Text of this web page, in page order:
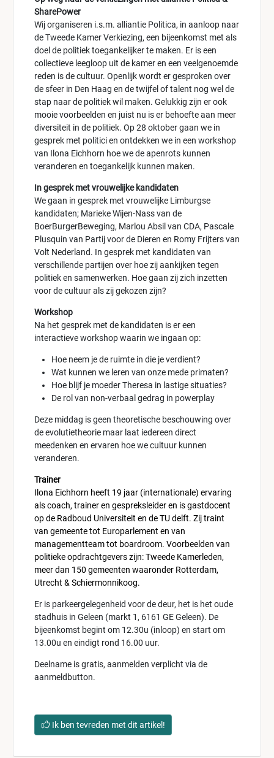
SharePower
Wij organiseren i.s.m. alliantie Politica, in aanloop naar
de Tweede Kamer Verkiezing, een bijeenkomst met als
doel de politiek toegankelijker te maken. Er is een
collectieve leegloop uit de kamer en een veelgenoemde
reden is de cultuur. Openlijk wordt er gesproken over
de sfeer in Den Haag en de twijfel of talent nog wel de
stap naar de politiek wil maken. Gelukkig zijn er ook
mooie voorbeelden en juist nu is er behoefte aan meer
diversiteit in de politiek. Op 28 oktober gaan we in
gesprek met politici en ontdekken we in een workshop
van Ilona Eichhorn hoe we de apenrots kunnen
veranderen en toegankelijk kunnen maken.
In gesprek met vrouwelijke kandidaten
We gaan in gesprek met vrouwelijke Limburgse
kandidaten; Marieke Wijen-Nass van de
BoerBurgerBeweging, Marlou Absil van CDA, Pascale
Plusquin van Partij voor de Dieren en Romy Frijters van
Volt Nederland. In gesprek met kandidaten van
verschillende partijen over hoe zij aankijken tegen
politiek en samenwerken. Hoe gaan zij zich inzetten
voor de cultuur als zij gekozen zijn?
Workshop
Na het gesprek met de kandidaten is er een
interactieve workshop waarin we ingaan op:
Hoe neem je de ruimte in die je verdient?
Wat kunnen we leren van onze mede primaten?
Hoe blijf je moeder Theresa in lastige situaties?
De rol van non-verbaal gedrag in powerplay
Deze middag is geen theoretische beschouwing over
de evolutietheorie maar laat iedereen direct
meedenken en ervaren hoe we cultuur kunnen
veranderen.
Trainer
Ilona Eichhorn heeft 19 jaar (internationale) ervaring
als coach, trainer en gespreksleider en is gastdocent
op de Radboud Universiteit en de TU delft. Zij traint
van gemeente tot Europarlement en van
managementteam tot boardroom. Voorbeelden van
politieke opdrachtgevers zijn: Tweede Kamerleden,
meer dan 150 gemeenten waaronder Rotterdam,
Utrecht & Schiermonnikoog.
Er is parkeergelegenheid voor de deur, het is het oude
stadhuis in Geleen (markt 1, 6161 GE Geleen). De
bijeenkomst begint om 12.30u (inloop) en start om
13.00u en eindigt rond 16.00 uur.
Deelname is gratis, aanmelden verplicht via de
aanmeldbutton.
Ik ben tevreden met dit artikel!